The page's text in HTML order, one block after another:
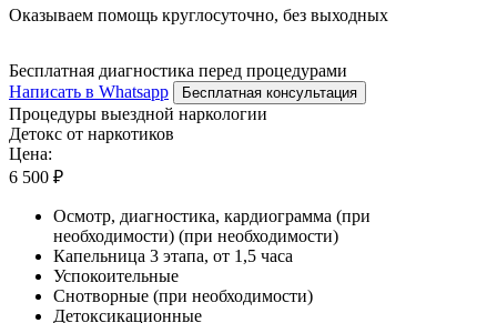
Оказываем помощь круглосуточно, без выходных
Бесплатная диагностика перед процедурами
Написать в Whatsapp
Бесплатная консультация
Процедуры выездной наркологии
Детокс от наркотиков
Цена:
6 500 ₽
Осмотр, диагностика, кардиограмма (при
необходимости) (при необходимости)
Капельница 3 этапа, от 1,5 часа
Успокоительные
Снотворные (при необходимости)
Детоксикационные